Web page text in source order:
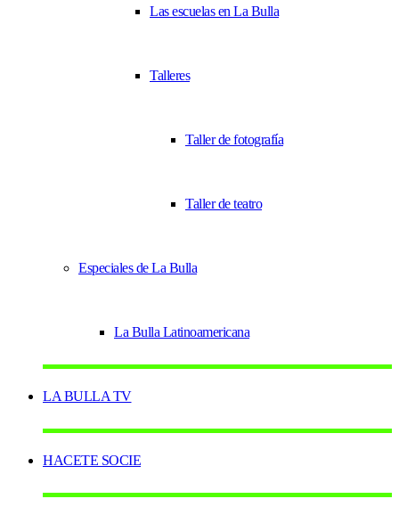
Las escuelas en La Bulla
Talleres
Taller de fotografía
Taller de teatro
Especiales de La Bulla
La Bulla Latinoamericana
LA BULLA TV
HACETE SOCIE